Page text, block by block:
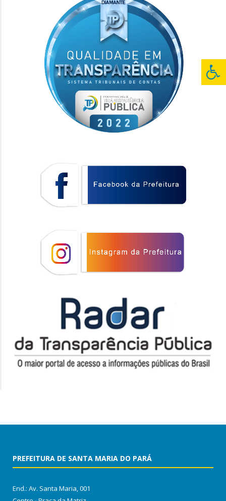
PREFEITURA DE SANTA MARIA DO PARÁ
End.: Av. Santa Maria, 001